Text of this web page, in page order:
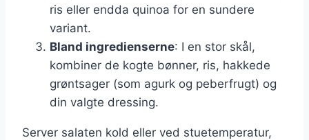
ris eller endda quinoa for en sundere
variant.
Bland ingredienserne: I en stor skål,
kombiner de kogte bønner, ris, hakkede
grøntsager (som agurk og peberfrugt) og
din valgte dressing.
Server salaten kold eller ved stuetemperatur,